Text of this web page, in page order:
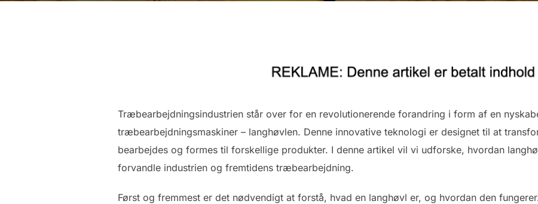
Træbearbejdningsindustrien står over for en revolutionerende forandring i form af en
træbearbejdningsmaskiner – langhøvlen. Denne innovative teknologi er designet til at
bearbejdes og formes til forskellige produkter. I denne artikel vil vi udforske, hvordan
forvandle industrien og fremtidens træbearbejdning.
Først og fremmest er det nødvendigt at forstå, hvad en langhøvl er, og hvordan den